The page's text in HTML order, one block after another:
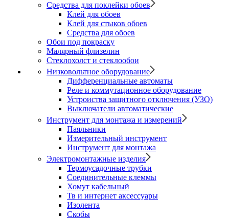
Средства для поклейки обоев
Клей для обоев
Клей для стыков обоев
Средства для обоев
Обои под покраску
Малярный флизелин
Стеклохолст и стеклообои
Низковольтное оборудование
Дифференциальные автоматы
Реле и коммутационное оборудование
Устроиства защитного отключения (УЗО)
Выключатели автоматические
Инструмент для монтажа и измерений
Паяльники
Измерительный инструмент
Инструмент для монтажа
Электромонтажные изделия
Термоусадочные трубки
Соединительные клеммы
Хомут кабельный
Тв и интернет аксессуары
Изолента
Скобы